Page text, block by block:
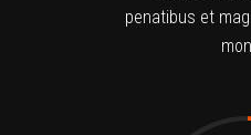
penatibus et